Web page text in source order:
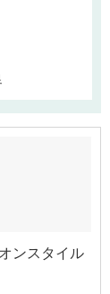
ンスタイル